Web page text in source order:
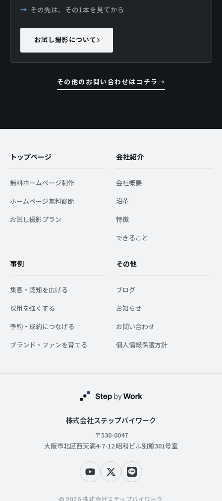
その先は、その1本を見てから
お試し撮影について
その他のお問い合わせはコチラ
トップページ
無料ホームページ制作
ホームページ無料診断
お試し撮影プラン
会社紹介
会社概要
沿革
特徴
できること
事例
集客・認知を広げる
採用を強くする
予約・成約につなげる
ブランド・ファンを育てる
その他
ブログ
お知らせ
お問い合わせ
個人情報保護方針
株式会社ステップバイワーク
〒530-0047
大阪市北区西天満4-7-12 昭和ビル別館301号室
© 2026 株式会社ステップバイワーク